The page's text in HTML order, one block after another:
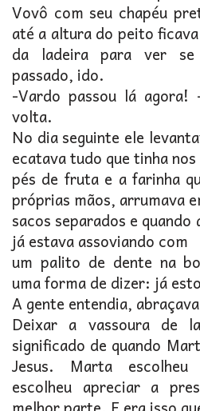
Vovô com seu chapéu
até a altura do peito
da ladeira para ver
passado, ido.
-Vardo passou lá agora!
volta.
No dia seguinte ele
ecatava tudo que tinha nos
pés de fruta e a farinha
próprias mãos, arrumava
sacos separados e
já estava assoviando com
um palito de dente na
uma forma de dizer: já
A gente entendia,
Deixar a vassoura de
significado de quando
Jesus. Marta
escolheu apreciar a